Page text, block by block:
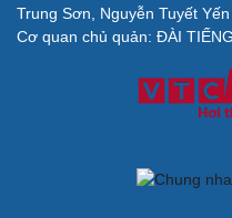
Trung Sơn, Nguyễn Tuyết Yến
Cơ quan chủ quản: ĐÀI